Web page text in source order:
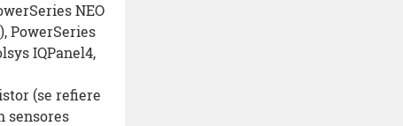
NEO
PowerSeries
IQPanel4,
(se refiere
sensores